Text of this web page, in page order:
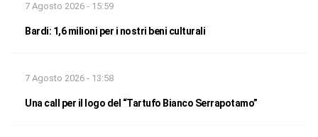
7 Agosto 2026 - 15:59
Bardi: 1,6 milioni per i nostri beni culturali
7 Agosto 2026 - 13:58
Una call per il logo del “Tartufo Bianco Serrapotamo”